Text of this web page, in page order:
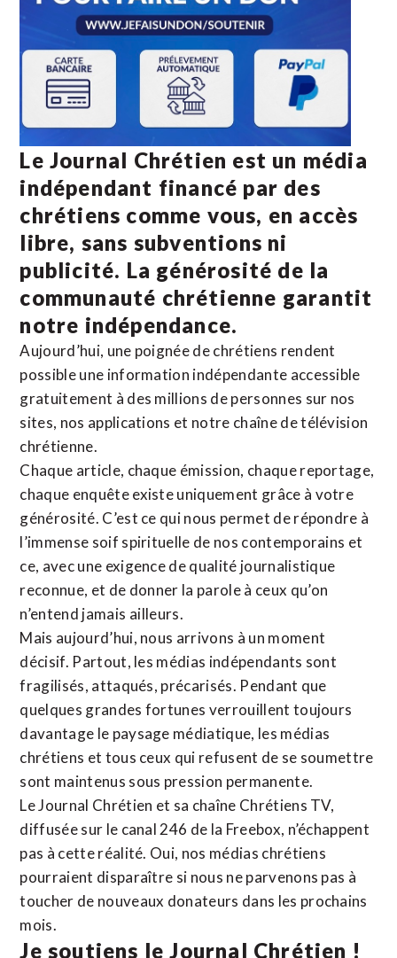
Le Journal Chrétien est un média
indépendant financé par des
chrétiens comme vous, en accès
libre, sans subventions ni
publicité. La générosité de la
communauté chrétienne garantit
notre indépendance.
Aujourd’hui, une poignée de chrétiens rendent
possible une information indépendante accessible
gratuitement à des millions de personnes sur nos
sites, nos applications et notre chaîne de télévision
chrétienne.
Chaque article, chaque émission, chaque reportage,
chaque enquête existe uniquement grâce à votre
générosité. C’est ce qui nous permet de répondre à
l’immense soif spirituelle de nos contemporains et
ce, avec une exigence de qualité journalistique
reconnue, et de donner la parole à ceux qu’on
n’entend jamais ailleurs.
Mais aujourd’hui, nous arrivons à un moment
décisif. Partout, les médias indépendants sont
fragilisés, attaqués, précarisés. Pendant que
quelques grandes fortunes verrouillent toujours
davantage le paysage médiatique, les médias
chrétiens et tous ceux qui refusent de se soumettre
sont maintenus sous pression permanente.
Le Journal Chrétien et sa chaîne Chrétiens TV,
diffusée sur le canal 246 de la Freebox, n’échappent
pas à cette réalité. Oui, nos médias chrétiens
pourraient disparaître si nous ne parvenons pas à
toucher de nouveaux donateurs dans les prochains
mois.
Je soutiens le Journal Chrétien !